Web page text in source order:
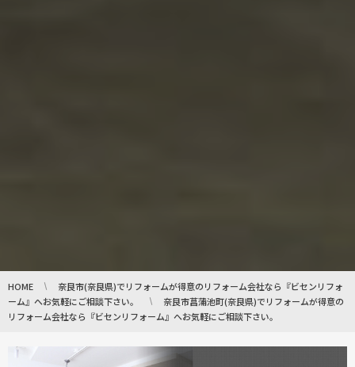
HOME
奈良市(奈良県)でリフォームが得意のリフォーム会社なら『ビセンリフォ
ーム』へお気軽にご相談下さい。
奈良市菖蒲池町(奈良県)でリフォームが得意の
リフォーム会社なら『ビセンリフォーム』へお気軽にご相談下さい。